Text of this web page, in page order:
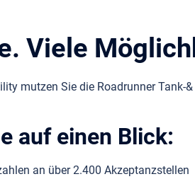
Viele
mutzen Sie die Roadrunner Tank-
auf einen Blick:
an über 2.400 Akzeptanzstellen